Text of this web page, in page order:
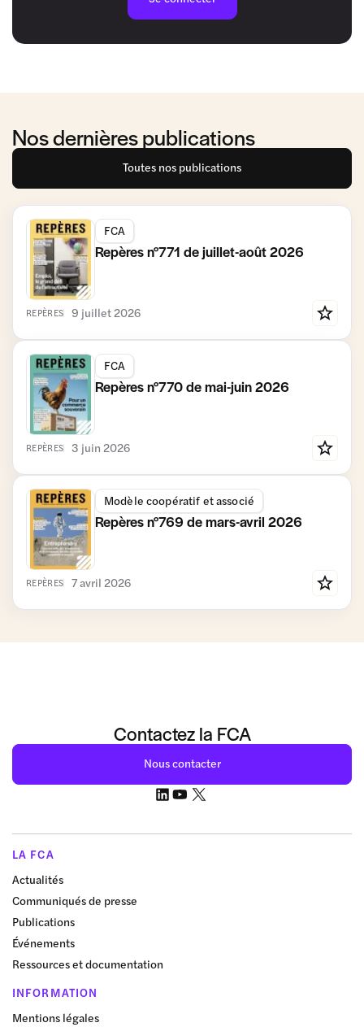
Nos dernières publications
Toutes nos publications
FCA
Repères n°771 de juillet-août 2026
REPÈRES 9 juillet 2026
FCA
Repères n°770 de mai-juin 2026
REPÈRES 3 juin 2026
Modèle coopératif et associé
Repères n°769 de mars-avril 2026
REPÈRES 7 avril 2026
Contactez la FCA
Nous contacter
LA FCA
Actualités
Communiqués de presse
Publications
Événements
Ressources et documentation
INFORMATION
Mentions légales